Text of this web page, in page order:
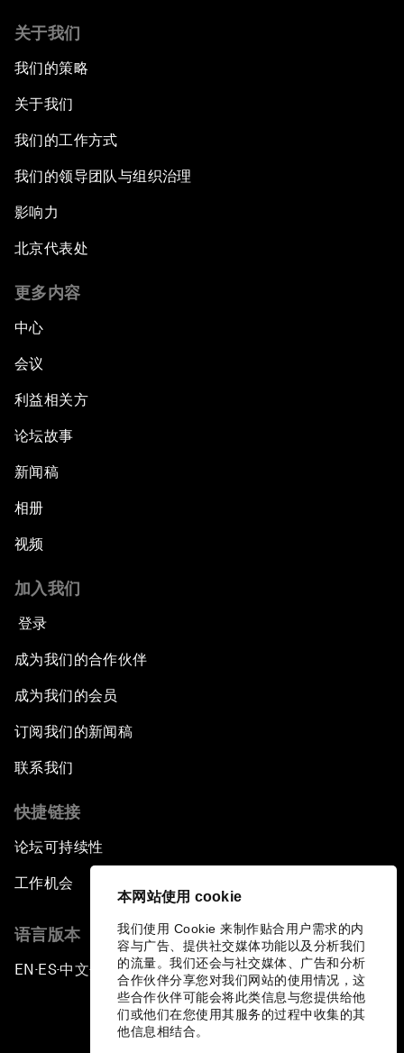
本网站使用 cookie
我们使用 Cookie 来制作贴合用户需求的内
容与广告、提供社交媒体功能以及分析我们
的流量。我们还会与社交媒体、广告和分析
合作伙伴分享您对我们网站的使用情况，这
些合作伙伴可能会将此类信息与您提供给他
们或他们在您使用其服务的过程中收集的其
他信息相结合。
关于我们
我们的策略
关于我们
我们的工作方式
我们的领导团队与组织治理
影响力
北京代表处
更多内容
中心
会议
利益相关方
论坛故事
新闻稿
相册
视频
加入我们
登录
成为我们的合作伙伴
成为我们的会员
订阅我们的新闻稿
联系我们
快捷链接
论坛可持续性
工作机会
语言版本
EN ▪ES▪中文▪ 日本語